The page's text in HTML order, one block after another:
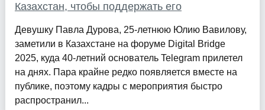
Казахстан, чтобы поддержать его
Девушку Павла Дурова, 25-летнюю Юлию Вавилову,
заметили в Казахстане на форуме Digital Bridge
2025, куда 40-летний основатель Telegram прилетел
на днях. Пара крайне редко появляется вместе на
публике, поэтому кадры с мероприятия быстро
распространил...